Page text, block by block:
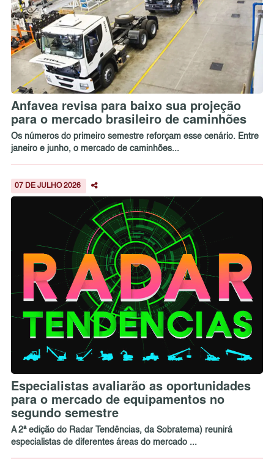
Anfavea revisa para baixo sua projeção
para o mercado brasileiro de caminhões
Os números do primeiro semestre reforçam esse cenário. Entre
janeiro e junho, o mercado de caminhões...
07 DE JULHO 2026
Especialistas avaliarão as oportunidades
para o mercado de equipamentos no
segundo semestre
A 2ª edição do Radar Tendências, da Sobratema) reunirá
especialistas de diferentes áreas do mercado ...